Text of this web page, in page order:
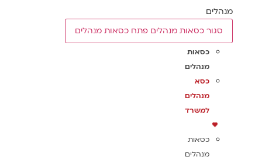
מנהלים
סגור כסאות מנהלים פתח כסאות מנהלים
כסאות
מנהלים
כסא
מנהלים
למשרד
כסאות
מנהלים